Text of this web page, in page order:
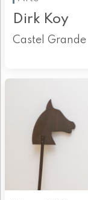
Dirk Koy
Castel Grande